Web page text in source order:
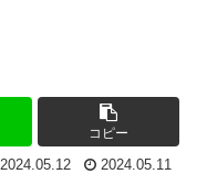
コピー
2024.05.12 2024.05.11